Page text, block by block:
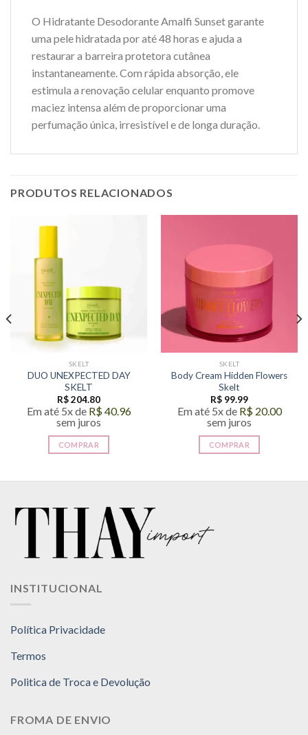
O Hidratante Desodorante Amalfi Sunset garante
uma pele hidratada por até 48 horas e ajuda a
restaurar a barreira protetora cutânea
instantaneamente. Com rápida absorção, ele
estimula a renovação celular enquanto promove
maciez intensa além de proporcionar uma
perfumação única, irresistível e de longa duração.
PRODUTOS RELACIONADOS
SKELT
DUO UNEXPECTED DAY
SKELT
R$204.80
Em até 5x de R$40.96
sem juros
COMPRAR
SKELT
Body Cream Hidden Flowers
Skelt
R$ 99.99
Em até 5x de R$20.00
sem juros
COMPRAR
INSTITUCIONAL
Política Privacidade
Termos
Politica de Troca e Devolução
FROMA DE ENVIO